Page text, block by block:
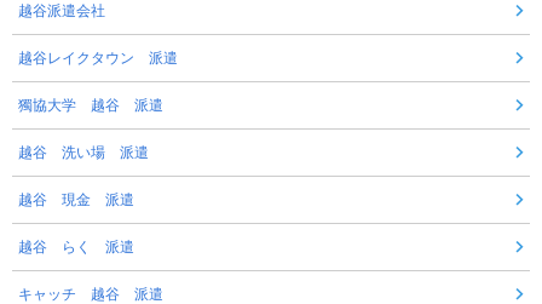
越谷派遣会社
越谷レイクタウン 派遣
獨協大学 越谷 派遣
越谷 洗い場 派遣
越谷 現金 派遣
越谷 らく 派遣
キャッチ 越谷 派遣